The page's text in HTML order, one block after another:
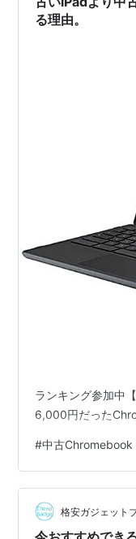
る理由。
ランキング参加中
6,000円だった
#中古Chromebook
格安ガジェット